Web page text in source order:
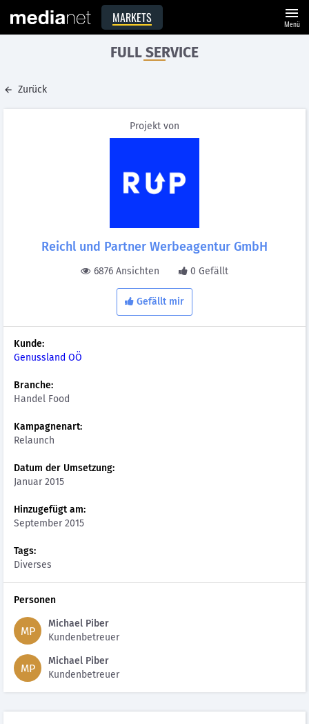
MARKETS menu
Menü
FULL SERVICE
Zurück
Projekt von
Reichl und Partner Werbeagentur GmbH
6876 Ansichten 0 Gefällt
Gefällt mir
Kunde:
Genussland OÖ
Branche:
Handel Food
Kampagnenart:
Relaunch
Datum der Umsetzung:
Januar 2015
Hinzugefügt am:
September 2015
Tags:
Diverses
Personen
MP
Michael Piber
Kundenbetreuer
MP
Michael Piber
Kundenbetreuer